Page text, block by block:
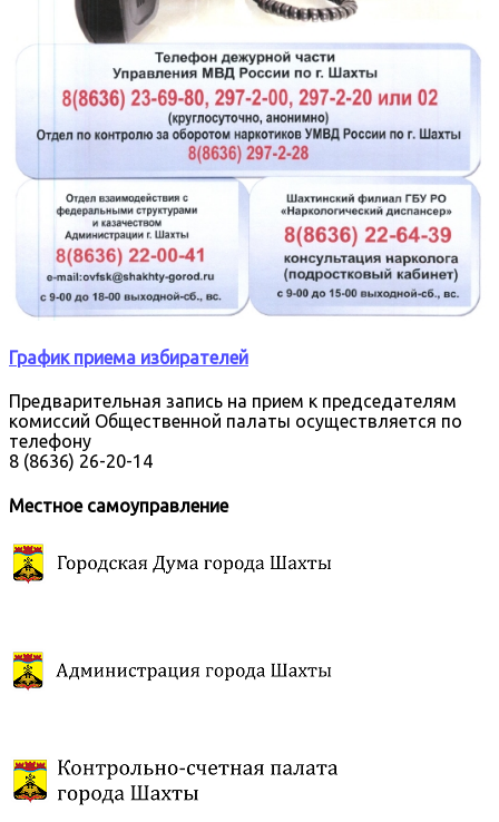
График приема избирателей
Предварительная запись на прием к председателям
комиссий Общественной палаты осуществляется по
телефону
8 (8636) 26-20-14
Местное самоуправление